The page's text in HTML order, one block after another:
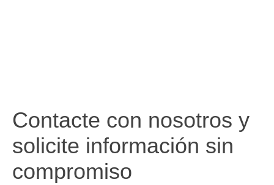
Contacte con nosotros y
solicite información sin
compromiso